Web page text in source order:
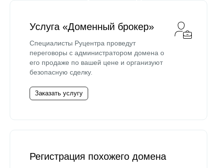
Услуга «Доменный брокер»
Специалисты Руцентра проведут
переговоры с администратором домена о
его продаже по вашей цене и организуют
безопасную сделку.
Заказать услугу
Регистрация похожего домена